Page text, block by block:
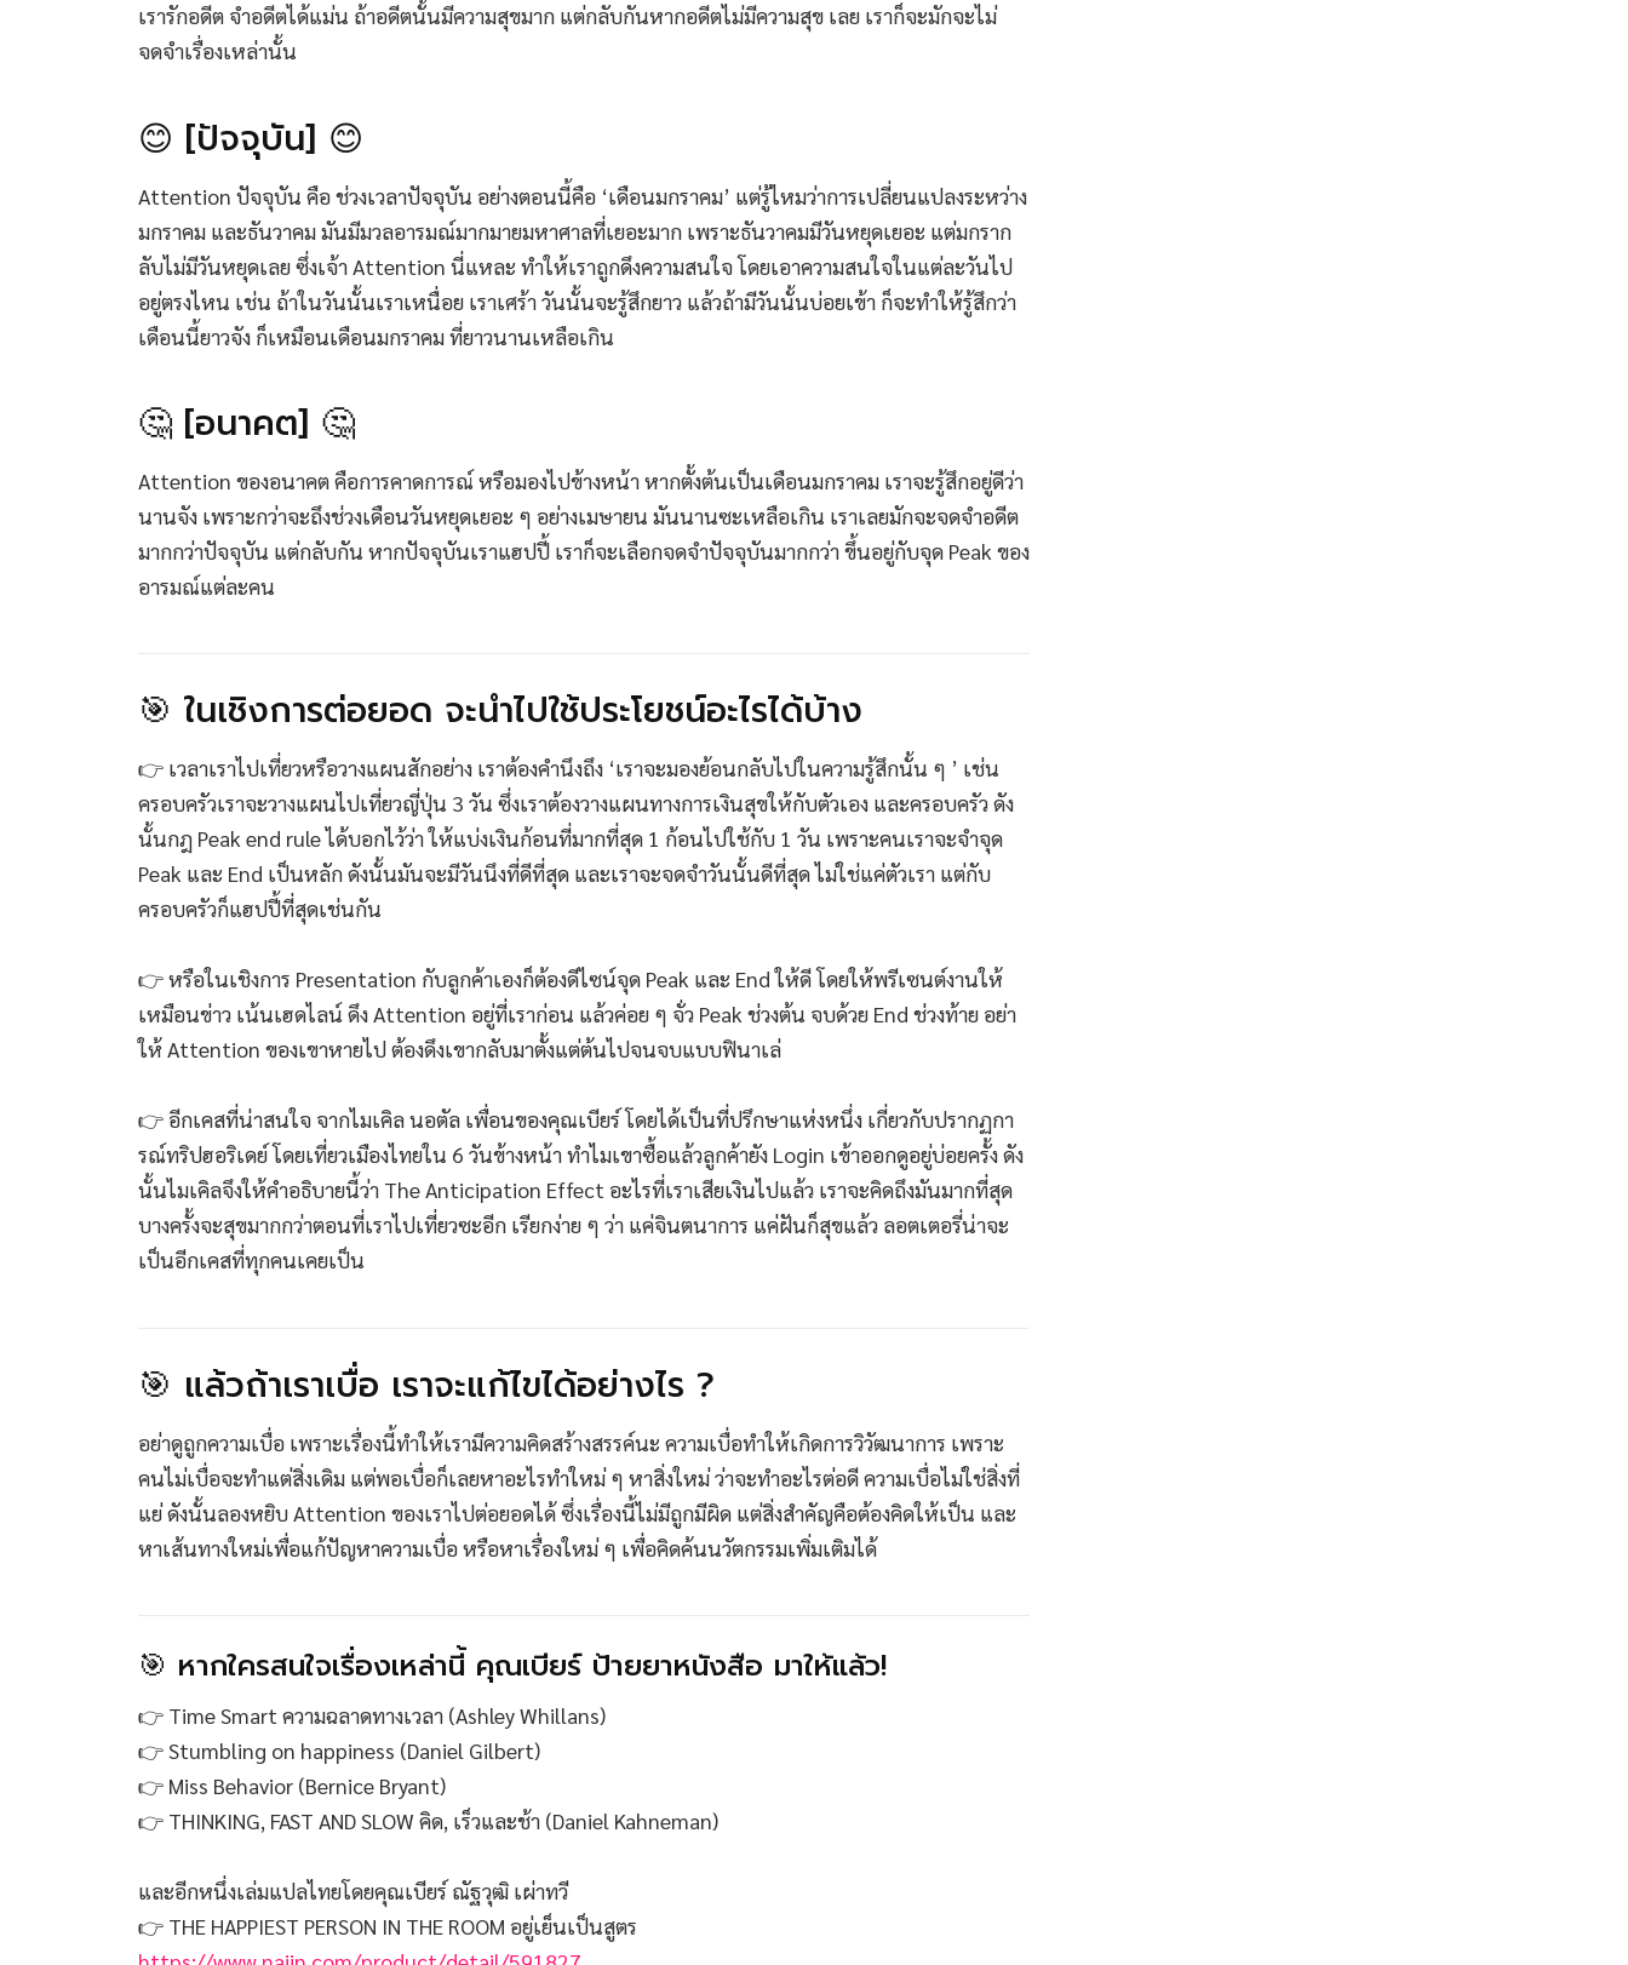
เรารักอดีต จำอดีตได้แม่น ถ้าอดีตนั้นมีความสุขมาก แต่กลับกันหากอดีตไม่มีความสุข เลย เราก็จะมักจะไม่
จดจำเรื่องเหล่านั้น
😊 [ปัจจุบัน] 😊
Attention ปัจจุบัน คือ ช่วงเวลาปัจจุบัน อย่างตอนนี้คือ ‘เดือนมกราคม’ แต่รู้ไหมว่าการเปลี่ยนแปลงระหว่าง
มกราคม และธันวาคม มันมีมวลอารมณ์มากมายมหาศาลที่เยอะมาก เพราะธันวาคมมีวันหยุดเยอะ แต่มกราก
ลับไม่มีวันหยุดเลย ซึ่งเจ้า Attention นี่แหละ ทำให้เราถูกดึงความสนใจ โดยเอาความสนใจในแต่ละวันไป
อยู่ตรงไหน เช่น ถ้าในวันนั้นเราเหนื่อย เราเศร้า วันนั้นจะรู้สึกยาว แล้วถ้ามีวันนั้นบ่อยเข้า ก็จะทำให้รู้สึกว่า
เดือนนี้ยาวจัง ก็เหมือนเดือนมกราคม ที่ยาวนานเหลือเกิน
🤔 [อนาคต] 🤔
Attention ของอนาคต คือการคาดการณ์ หรือมองไปข้างหน้า หากตั้งต้นเป็นเดือนมกราคม เราจะรู้สึกอยู่ดีว่า
นานจัง เพราะกว่าจะถึงช่วงเดือนวันหยุดเยอะ ๆ อย่างเมษายน มันนานซะเหลือเกิน เราเลยมักจะจดจำอดีต
มากกว่าปัจจุบัน แต่กลับกัน หากปัจจุบันเราแฮปปี้ เราก็จะเลือกจดจำปัจจุบันมากกว่า ขึ้นอยู่กับจุด Peak ของ
อารมณ์แต่ละคน
🎯 ในเชิงการต่อยอด จะนำไปใช้ประโยชน์อะไรได้บ้าง
👉 เวลาเราไปเที่ยวหรือวางแผนสักอย่าง เราต้องคำนึงถึง ‘เราจะมองย้อนกลับไปในความรู้สึกนั้น ๆ ’ เช่น
ครอบครัวเราจะวางแผนไปเที่ยวญี่ปุ่น 3 วัน ซึ่งเราต้องวางแผนทางการเงินสุขให้กับตัวเอง และครอบครัว ดัง
นั้นกฎ Peak end rule ได้บอกไว้ว่า ให้แบ่งเงินก้อนที่มากที่สุด 1 ก้อนไปใช้กับ 1 วัน เพราะคนเราจะจำจุด
Peak และ End เป็นหลัก ดังนั้นมันจะมีวันนึงที่ดีที่สุด และเราจะจดจำวันนั้นดีที่สุด ไม่ใช่แค่ตัวเรา แต่กับ
ครอบครัวก็แฮปปี้ที่สุดเช่นกัน
👉 หรือในเชิงการ Presentation กับลูกค้าเองก็ต้องดีไซน์จุด Peak และ End ให้ดี โดยให้พรีเซนต์งานให้
เหมือนข่าว เน้นเฮดไลน์ ดึง Attention อยู่ที่เราก่อน แล้วค่อย ๆ จั่ว Peak ช่วงต้น จบด้วย End ช่วงท้าย อย่า
ให้ Attention ของเขาหายไป ต้องดึงเขากลับมาตั้งแต่ต้นไปจนจบแบบฟินาเล่
👉 อีกเคสที่น่าสนใจ จากไมเคิล นอตัล เพื่อนของคุณเบียร์ โดยได้เป็นที่ปรึกษาแห่งหนึ่ง เกี่ยวกับปรากฏกา
รณ์ทริปฮอริเดย์ โดยเที่ยวเมืองไทยใน 6 วันข้างหน้า ทำไมเขาซื้อแล้วลูกค้ายัง Login เข้าออกดูอยู่บ่อยครั้ง ดัง
นั้นไมเคิลจึงให้คำอธิบายนี้ว่า The Anticipation Effect อะไรที่เราเสียเงินไปแล้ว เราจะคิดถึงมันมากที่สุด
บางครั้งจะสุขมากกว่าตอนที่เราไปเที่ยวซะอีก เรียกง่าย ๆ ว่า แค่จินตนาการ แค่ฝันก็สุขแล้ว ลอตเตอรี่น่าจะ
เป็นอีกเคสที่ทุกคนเคยเป็น
🎯 แล้วถ้าเราเบื่อ เราจะแก้ไขได้อย่างไร ?
อย่าดูถูกความเบื่อ เพราะเรื่องนี้ทำให้เรามีความคิดสร้างสรรค์นะ ความเบื่อทำให้เกิดการวิวัฒนาการ เพราะ
คนไม่เบื่อจะทำแต่สิ่งเดิม แต่พอเบื่อก็เลยหาอะไรทำใหม่ ๆ หาสิ่งใหม่ ว่าจะทำอะไรต่อดี ความเบื่อไม่ใช่สิ่งที่
แย่ ดังนั้นลองหยิบ Attention ของเราไปต่อยอดได้ ซึ่งเรื่องนี้ไม่มีถูกมีผิด แต่สิ่งสำคัญคือต้องคิดให้เป็น และ
หาเส้นทางใหม่เพื่อแก้ปัญหาความเบื่อ หรือหาเรื่องใหม่ ๆ เพื่อคิดค้นนวัตกรรมเพิ่มเติมได้
🎯 หากใครสนใจเรื่องเหล่านี้ คุณเบียร์ ป้ายยาหนังสือ มาให้แล้ว!
👉 Time Smart ความฉลาดทางเวลา (Ashley Whillans)
👉 Stumbling on happiness (Daniel Gilbert)
👉 Miss Behavior (Bernice Bryant)
👉 THINKING, FAST AND SLOW คิด, เร็วและช้า (Daniel Kahneman)
และอีกหนึ่งเล่มแปลไทยโดยคุณเบียร์ ณัฐวุฒิ เผ่าทวี
👉 THE HAPPIEST PERSON IN THE ROOM อยู่เย็นเป็นสูตร